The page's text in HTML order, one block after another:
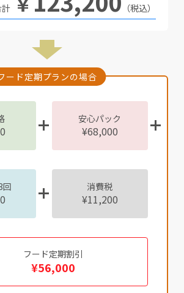
（税込）
ード定期プランの場合
安心パック
¥68,000
回 消費税
¥11,200
フード定期割引
¥56,000